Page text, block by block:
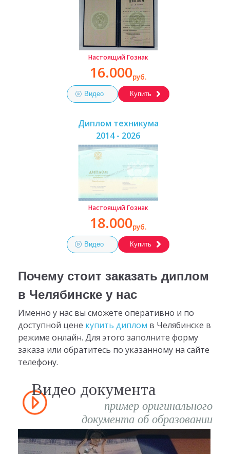
Настоящий Гознак
16.000руб.
Видео Купить
Диплом техникума
2014 - 2026
Настоящий Гознак
18.000руб.
Видео Купить
Почему стоит заказать диплом
в Челябинске у нас
Именно у нас вы сможете оперативно и по
доступной цене купить диплом в Челябинске в
режиме онлайн. Для этого заполните форму
заказа или обратитесь по указанному на сайте
телефону.
Видео документа
пример оригинального
документа об образовании